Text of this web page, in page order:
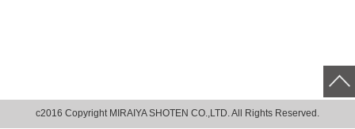
c2016 Copyright MIRAIYA SHOTEN CO.,LTD. All Rights Reserved.